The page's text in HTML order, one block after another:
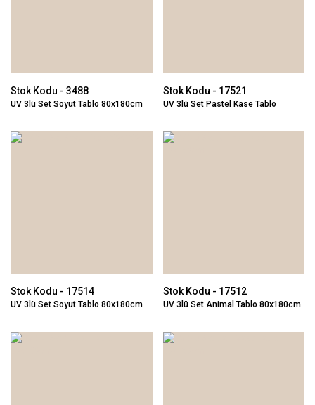
Stok Kodu - 3488
UV 3lü Set Soyut Tablo 80x180cm
Stok Kodu - 17521
UV 3lü Set Pastel Kase Tablo
Stok Kodu - 17514
UV 3lü Set Soyut Tablo 80x180cm
Stok Kodu - 17512
UV 3lü Set Animal Tablo 80x180cm